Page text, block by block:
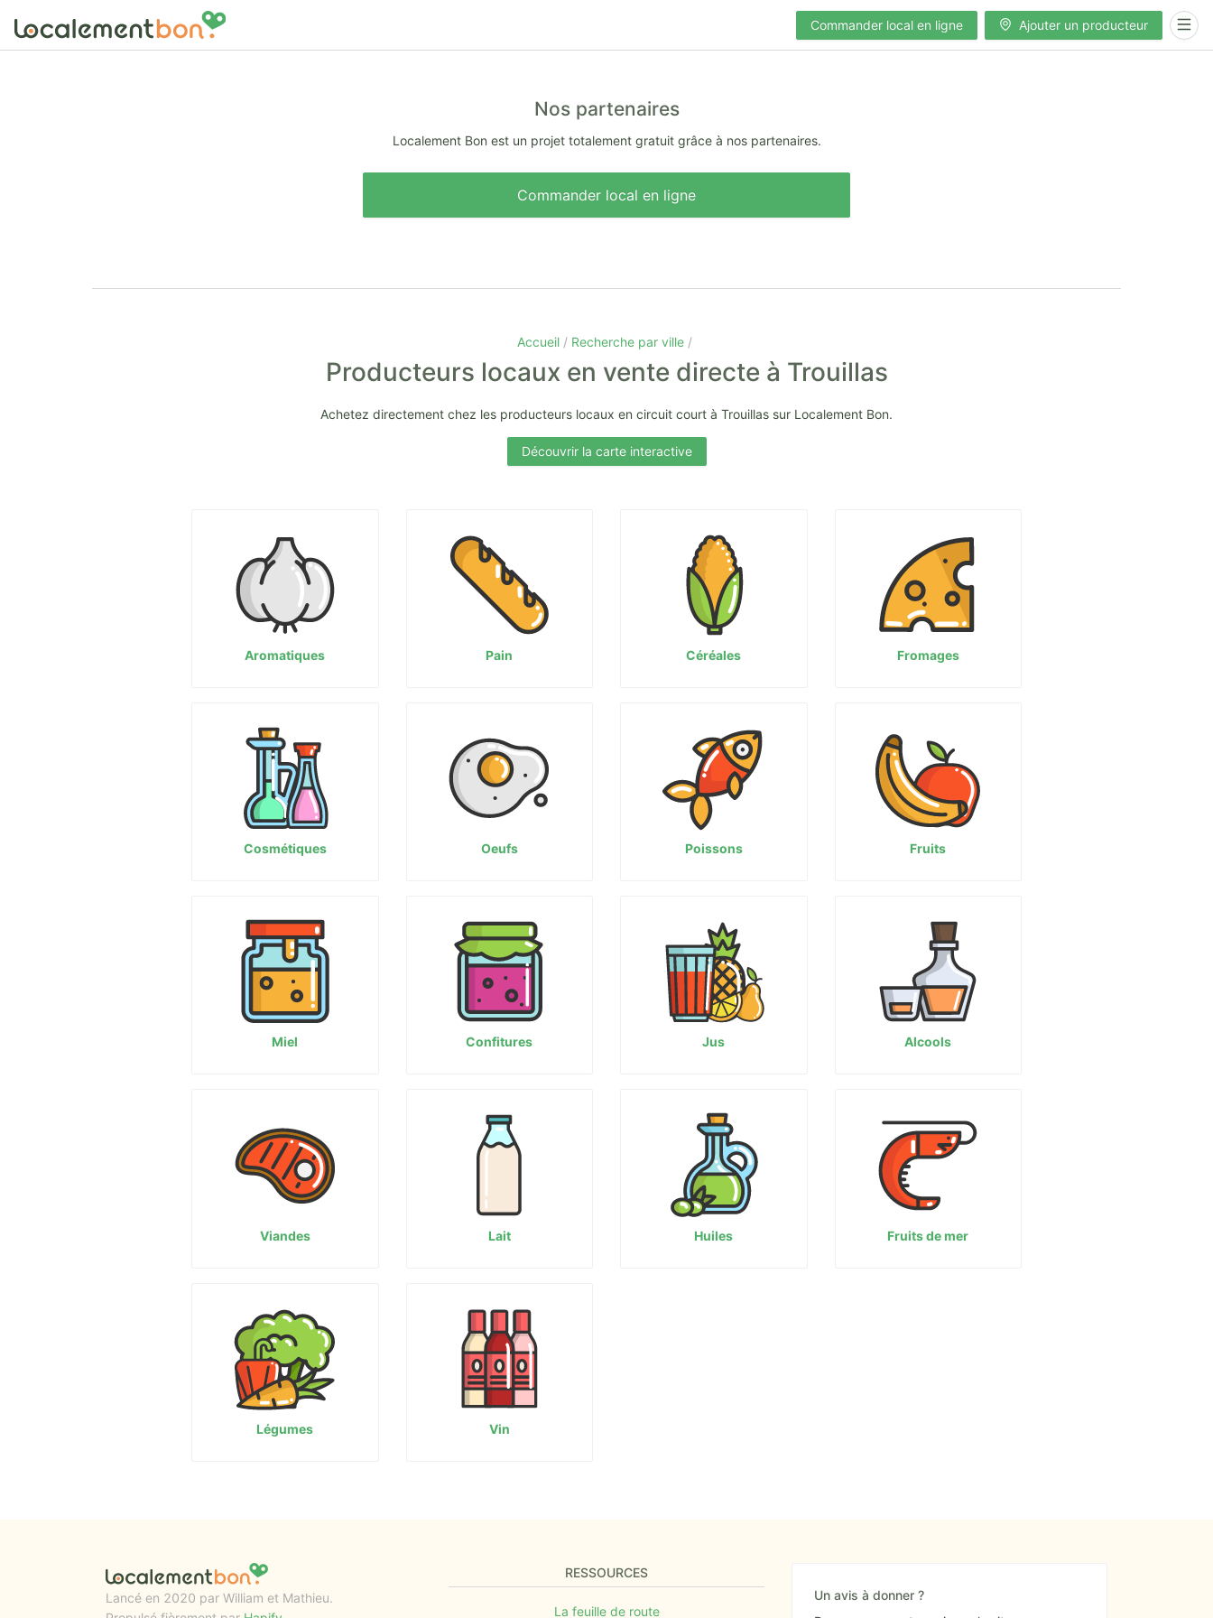
Commander local en ligne Ajouter un producteur
Nos partenaires
Localement Bon est un projet totalement gratuit grâce à nos partenaires.
Commander local en ligne
Accueil Recherche par ville
Producteurs locaux en vente directe à Trouillas
Achetez directement chez les producteurs locaux en circuit court à Trouillas sur Localement Bon.
Découvrir la carte interactive
Aromatiques Pain Céréales Fromages
Cosmétiques Oeufs Poissons Fruits
Miel Confitures Jus Alcools
Viandes Lait Huiles Fruits de mer
Légumes Vin
Lancé en 2020 par William et Mathieu.
RESSOURCES
La feuille de route
Un avis à donner ?